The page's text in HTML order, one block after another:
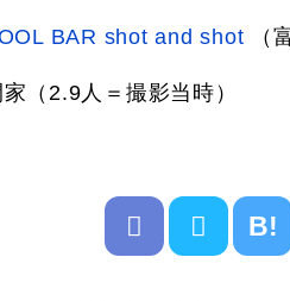
BAR shot and shot （
（2.9人＝撮影当時）
B!